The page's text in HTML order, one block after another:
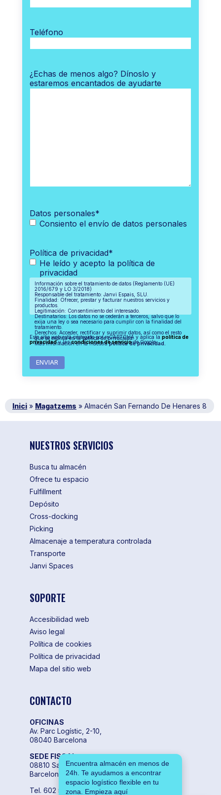
Teléfono
¿Echas de menos algo? Dínoslo y
estaremos encantados de ayudarte
Datos personales*
Consiento el envío de datos personales
Política de privacidad*
He leído y acepto la política de
privacidad
Información sobre el tratamiento de datos (Reglamento (UE)
2016/679 y LO 3/2018)
Responsable del tratamiento: Janvi Espais, SLU.
Finalidad: Ofrecer, prestar y facturar nuestros servicios y
productos.
Legitimación: Consentimiento del interesado.
Destinatarios: Los datos no se cederán a terceros, salvo que lo
exija una ley o sea necesario para cumplir con la finalidad del
tratamiento.
Derechos: Acceder, rectificar y suprimir datos, así como el resto
que se explica en la política de privacidad.
Más información en la nuestrapolítica de privacidad.
Este sitio web está protegido por reCAPTCHA y aplica la política de
privacidady lascondiciones de serviciode Google.
Inici » Magatzems » Almacén San Fernando De Henares 8
NUESTROS SERVICIOS
Busca tu almacén
Ofrece tu espacio
Fulfillment
Depósito
Cross-docking
Picking
Almacenaje a temperatura controlada
Transporte
Janvi Spaces
SOPORTE
Accesibilidad web
Aviso legal
Política de cookies
Política de privacidad
Mapa del sitio web
CONTACTO
OFICINAS
Av. Parc Logístic, 2-10,
08040 Barcelona
SEDE FISCAL
08810 Sant Pere de Ribes,
Barcelona
Tel. 602 55 04 00
Encuentra almacén en menos de
24h. Te ayudamos a encontrar
espacio logístico flexible en tu
zona. Empieza aquí